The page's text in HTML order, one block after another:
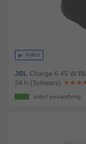
Video
JBL Charge 6 45 W
24 h (Schwarz)
sofort versandfertig